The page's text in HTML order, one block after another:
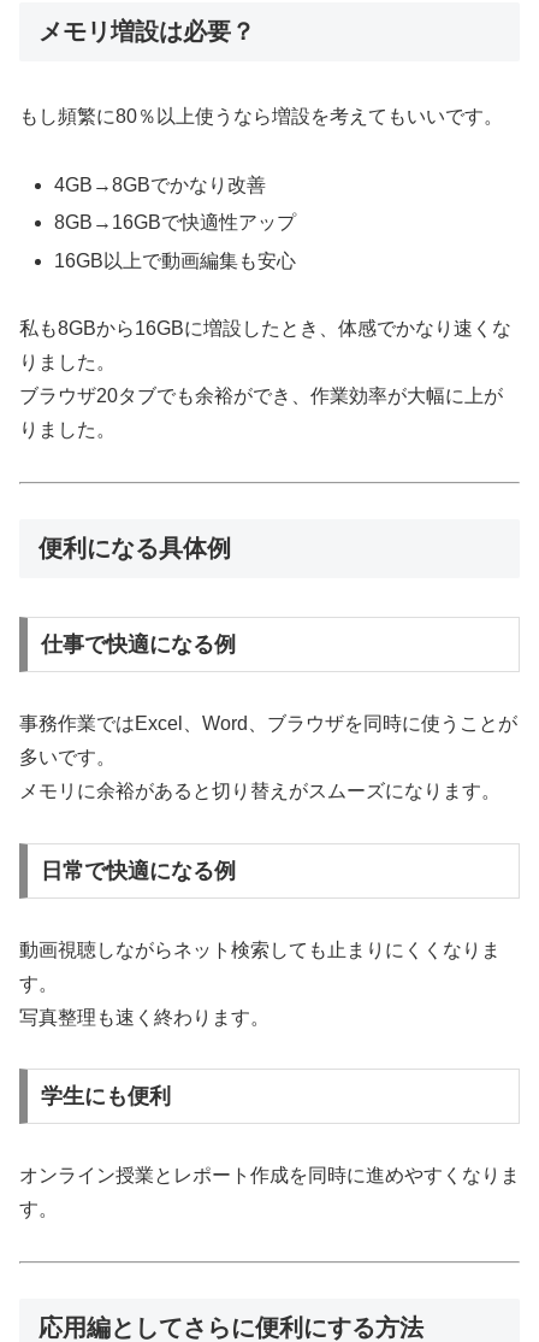
メモリ増設は必要？
もし頻繁に80％以上使うなら増設を考えてもいいです。
4GB→8GBでかなり改善
8GB→16GBで快適性アップ
16GB以上で動画編集も安心
私も8GBから16GBに増設したとき、体感でかなり速くな
りました。
ブラウザ20タブでも余裕ができ、作業効率が大幅に上が
りました。
便利になる具体例
仕事で快適になる例
事務作業ではExcel、Word、ブラウザを同時に使うことが
多いです。
メモリに余裕があると切り替えがスムーズになります。
日常で快適になる例
動画視聴しながらネット検索しても止まりにくくなりま
す。
写真整理も速く終わります。
学生にも便利
オンライン授業とレポート作成を同時に進めやすくなりま
す。
応用編としてさらに便利にする方法